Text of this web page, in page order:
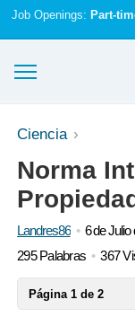
Job Openings: Part-
Ensayos y
Registrarse
Iniciar sesión
Ciencia
Norma
Landres86
6 de Julio
295 Palabras
367
Página 1 de 2